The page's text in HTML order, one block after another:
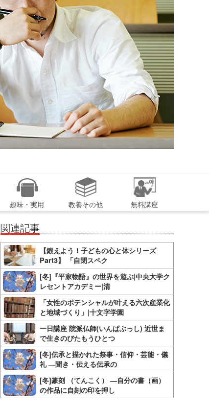
趣味・実用 教養その他 無料講座
関連記事
【鍛えよう！子どもの心と体シリーズ
Part3】 「自閉スペク
[冬]『平家物語』の世界を遊ぶ|中央大学ク
レセントアカデミー|清
「女性のポテンシャルが叶える六次産業化
と地域づくり」|十文字学園
一日講座 院派仏師(いんぱぶっし) 近世ま
で生きのびたもうひとつ
[冬]伝承と描かれた祭事・信仰・芸能・儀
礼 ―聞き・伝える伝承の
[冬]篆刻 （てんこく） ―自分の書（画）
の作品に自刻の印を押し